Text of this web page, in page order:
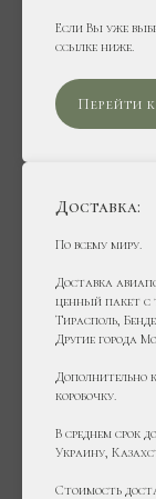
Если Вы уже
ссылке ниже.
Перейти
Доставка:
По всему миру.
Доставка
ценный пакет с
Тирасполь,
Другие города
Дополнительно
коробочку.
В среднем срок
Украину,
Стоимость